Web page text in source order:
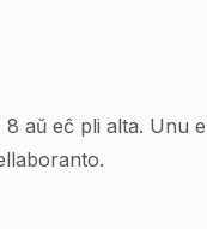
aŭ eĉ pli alta. Unu